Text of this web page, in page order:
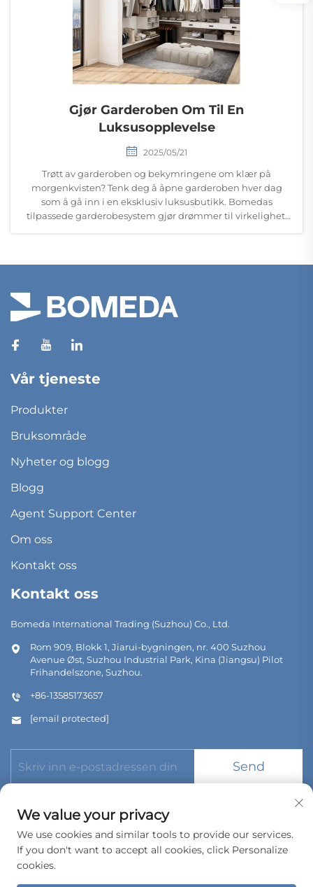
Gjør Garderoben Om Til En
Luksusopplevelse
2025/05/21
Trøtt av garderoben og bekymringene om klær på
morgenkvisten? Tenk deg å åpne garderoben hver dag
som å gå inn i en eksklusiv luksusbutikk. Bomedas
tilpassede garderobesystem gjør drømmer til virkelighet.
Vår tjeneste
Produkter
Bruksområde
Nyheter og blogg
Blogg
Agent Support Center
Om oss
Kontakt oss
Kontakt oss
Bomeda International Trading (Suzhou) Co., Ltd.
Rom 909, Blokk 1, Jiarui-bygningen, nr. 400 Suzhou
Avenue Øst, Suzhou Industrial Park, Kina (Jiangsu) Pilot
Frihandelszone, Suzhou.
+86-13585173657
[email protected]
Send
Copyright © 2026 Bomeda International Trading (Suzhou) Co.,
Personvernpolicy
We value your privacy
We use cookies and similar tools to provide our services.
If you don't want to accept all cookies, click Personalize
cookies.